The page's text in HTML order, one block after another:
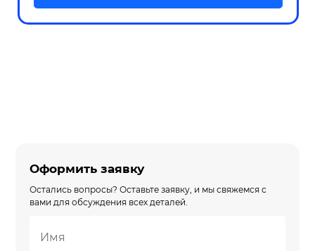
абоненте. Дальше только вперед вместе с
командой разработчиков ЯРУС.
Оформить заявку
Остались вопросы? Оставьте заявку, и мы свяжемся с
вами для обсуждения всех деталей.